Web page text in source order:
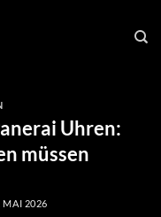
Uhren:
müssen
MAI 2026